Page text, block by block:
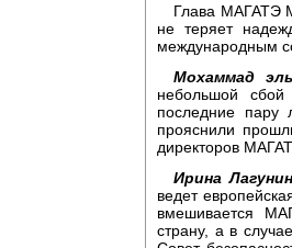
Глава МАГАТЭ
не теряет
международным
Мохаммад
небольшой
последние пару
прояснили
директоров
Ирина
ведет
вмешивается
страну, а в